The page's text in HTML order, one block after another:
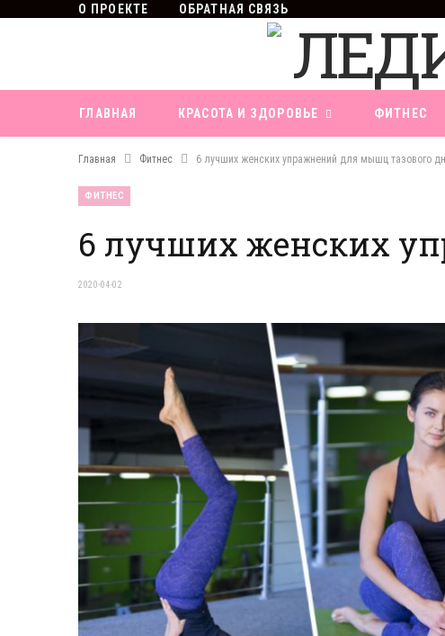
О ПРОЕКТЕ ОБРАТНАЯ СВЯЗЬ
ГЛАВНАЯ КРАСОТА И ЗДОРОВЬЕ ФИТНЕС
Главная Фитнес 6 лучших женских упражнений для мышц тазового
ФИТНЕС
6 лучших женских
2020-04-02